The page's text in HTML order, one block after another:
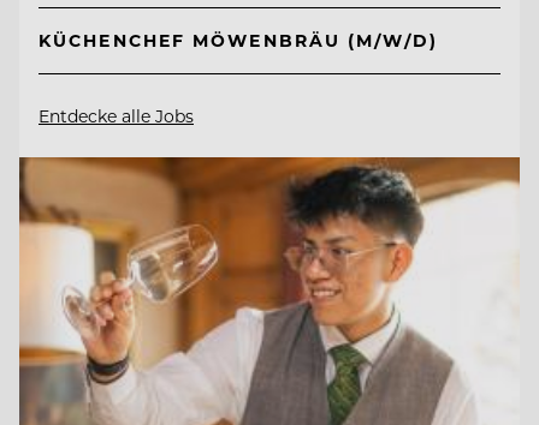
KÜCHENCHEF MÖWENBRÄU (M/W/D)
Entdecke alle Jobs